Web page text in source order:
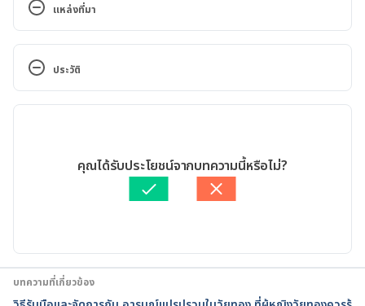
แหล่งที่มา
Premarin®. https://www.drugs.com/premarin.html.
Accessed August 24, 2017
Premarin. https://www.webmd.com/drugs/2/drug-
76336/premarin-oral/details. Accessed August 24,
ประวัติ
เขียนโดย พลอย วงษ์วิไล
ตรวจสอบข้อมูลทางการแพทย์โดยเภสัชกรวิสสุตา ชั้นประเสริฐ
Nattrakamol Chotevichean
คุณได้รับประโยชน์จากบทความนี้หรือไม่?
บทความที่เกี่ยวข้อง